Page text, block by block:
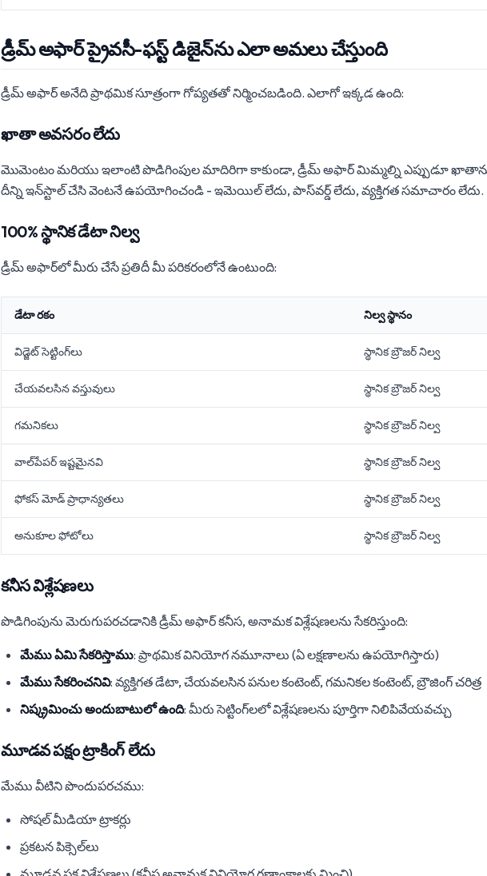
డ్రీమ్ అఫార్ ప్రైవసీ-ఫస్ట్ డిజైన్‌ను ఎలా అమలు చేస్తుంది
డ్రీమ్ అఫార్ అనేది ప్రాథమిక సూత్రంగా గోప్యతతో నిర్మించబడింది. ఎలాగో ఇక్కడ ఉంది:
ఖాతా అవసరం లేదు
మొమెంటం మరియు ఇలాంటి పొడిగింపుల మాదిరిగా కాకుండా, డ్రీమ్ అఫార్ మిమ్మల్ని ఎప్పుడూ ఖాతాను
దీన్ని ఇన్‌స్టాల్ చేసి వెంటనే ఉపయోగించండి - ఇమెయిల్ లేదు, పాస్‌వర్డ్ లేదు, వ్యక్తిగత సమాచారం లేదు.
100% స్థానిక డేటా నిల్వ
డ్రీమ్ అఫార్‌లో మీరు చేసే ప్రతిదీ మీ పరికరంలోనే ఉంటుంది:
డేటా రకం నిల్వ స్థానం
విడ్జెట్ సెట్టింగ్‌లు స్థానిక బ్రౌజర్ నిల్వ
చేయవలసిన వస్తువులు స్థానిక బ్రౌజర్ నిల్వ
గమనికలు స్థానిక బ్రౌజర్ నిల్వ
వాల్‌పేపర్ ఇష్టమైనవి స్థానిక బ్రౌజర్ నిల్వ
ఫోకస్ మోడ్ ప్రాధాన్యతలు స్థానిక బ్రౌజర్ నిల్వ
అనుకూల ఫోటోలు స్థానిక బ్రౌజర్ నిల్వ
కనీస విశ్లేషణలు
పొడిగింపును మెరుగుపరచడానికి డ్రీమ్ అఫార్ కనీస, అనామక విశ్లేషణలను సేకరిస్తుంది:
మేము ఏమి సేకరిస్తాము: ప్రాథమిక వినియోగ నమూనాలు (ఏ లక్షణాలను ఉపయోగిస్తారు)
మేము సేకరించనివి: వ్యక్తిగత డేటా, చేయవలసిన పనుల కంటెంట్, గమనికల కంటెంట్, బ్రౌజింగ్ చరిత్ర
నిష్క్రమించు అందుబాటులో ఉంది: మీరు సెట్టింగ్‌లలో విశ్లేషణలను పూర్తిగా నిలిపివేయవచ్చు
మూడవ పక్షం ట్రాకింగ్ లేదు
మేము వీటిని పొందుపరచము:
సోషల్ మీడియా ట్రాకర్లు
ప్రకటన పిక్సెల్‌లు